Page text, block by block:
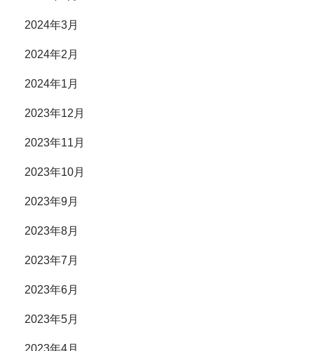
2024年3月
2024年2月
2024年1月
2023年12月
2023年11月
2023年10月
2023年9月
2023年8月
2023年7月
2023年6月
2023年5月